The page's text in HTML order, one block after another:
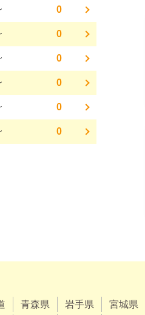
0
0
0
0
0
0
青森県 岩手県 宮城県